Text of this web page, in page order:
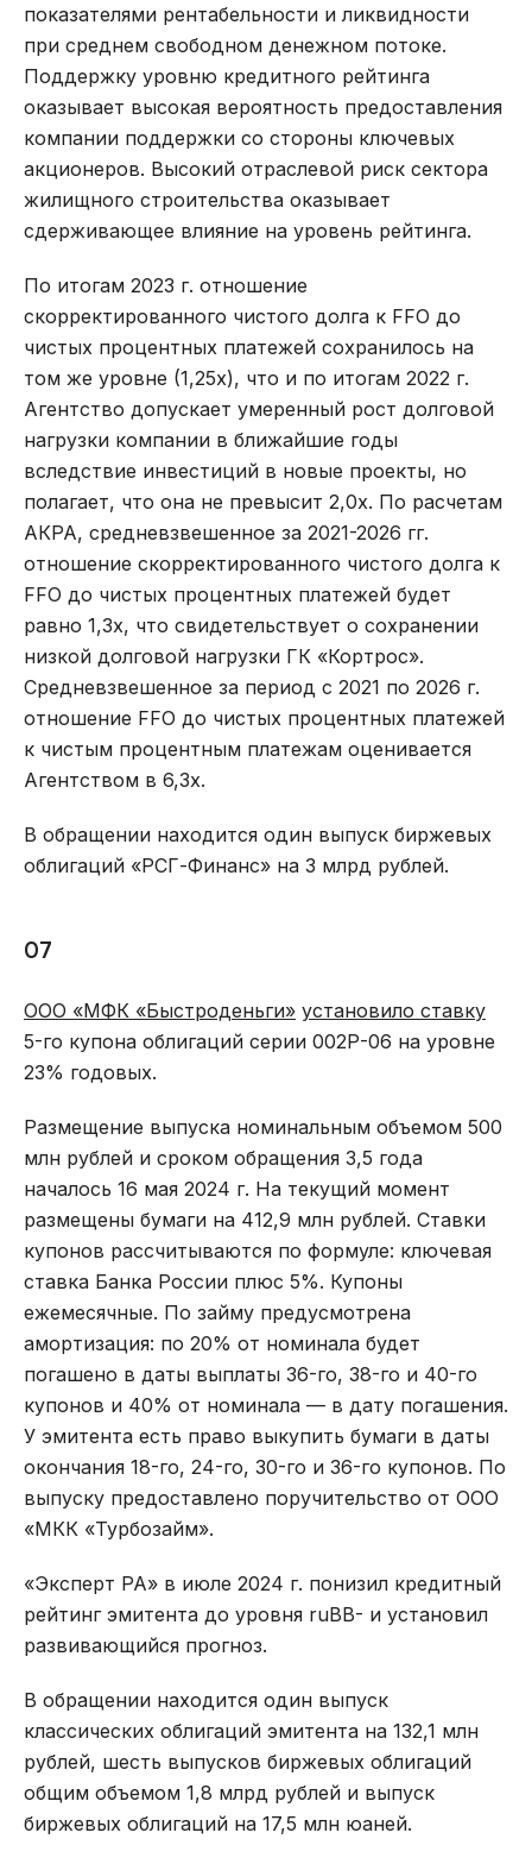
показателями рентабельности и ликвидности
при среднем свободном денежном потоке.
Поддержку уровню кредитного рейтинга
оказывает высокая вероятность предоставления
компании поддержки со стороны ключевых
акционеров. Высокий отраслевой риск сектора
жилищного строительства оказывает
сдерживающее влияние на уровень рейтинга.
По итогам 2023 г. отношение
скорректированного чистого долга к FFO до
чистых процентных платежей сохранилось на
том же уровне (1,25х), что и по итогам 2022 г.
Агентство допускает умеренный рост долговой
нагрузки компании в ближайшие годы
вследствие инвестиций в новые проекты, но
полагает, что она не превысит 2,0х. По расчетам
АКРА, средневзвешенное за 2021-2026 гг.
отношение скорректированного чистого долга к
FFO до чистых процентных платежей будет
равно 1,3х, что свидетельствует о сохранении
низкой долговой нагрузки ГК «Кортрос».
Средневзвешенное за период с 2021 по 2026 г.
отношение FFO до чистых процентных платежей
к чистым процентным платежам оценивается
Агентством в 6,3х.
В обращении находится один выпуск биржевых
облигаций «РСГ-Финанс» на 3 млрд рублей.
07
ООО «МФК «Быстроденьги» установило ставку
5-го купона облигаций серии 002Р-06 на уровне
23% годовых.
Размещение выпуска номинальным объемом 500
млн рублей и сроком обращения 3,5 года
началось 16 мая 2024 г. На текущий момент
размещены бумаги на 412,9 млн рублей. Ставки
купонов рассчитываются по формуле: ключевая
ставка Банка России плюс 5%. Купоны
ежемесячные. По займу предусмотрена
амортизация: по 20% от номинала будет
погашено в даты выплаты 36-го, 38-го и 40-го
купонов и 40% от номинала — в дату погашения.
У эмитента есть право выкупить бумаги в даты
окончания 18-го, 24-го, 30-го и 36-го купонов. По
выпуску предоставлено поручительство от ООО
«МКК «Турбозайм».
«Эксперт РА» в июле 2024 г. понизил кредитный
рейтинг эмитента до уровня ruBB- и установил
развивающийся прогноз.
В обращении находится один выпуск
классических облигаций эмитента на 132,1 млн
рублей, шесть выпусков биржевых облигаций
общим объемом 1,8 млрд рублей и выпуск
биржевых облигаций на 17,5 млн юаней.